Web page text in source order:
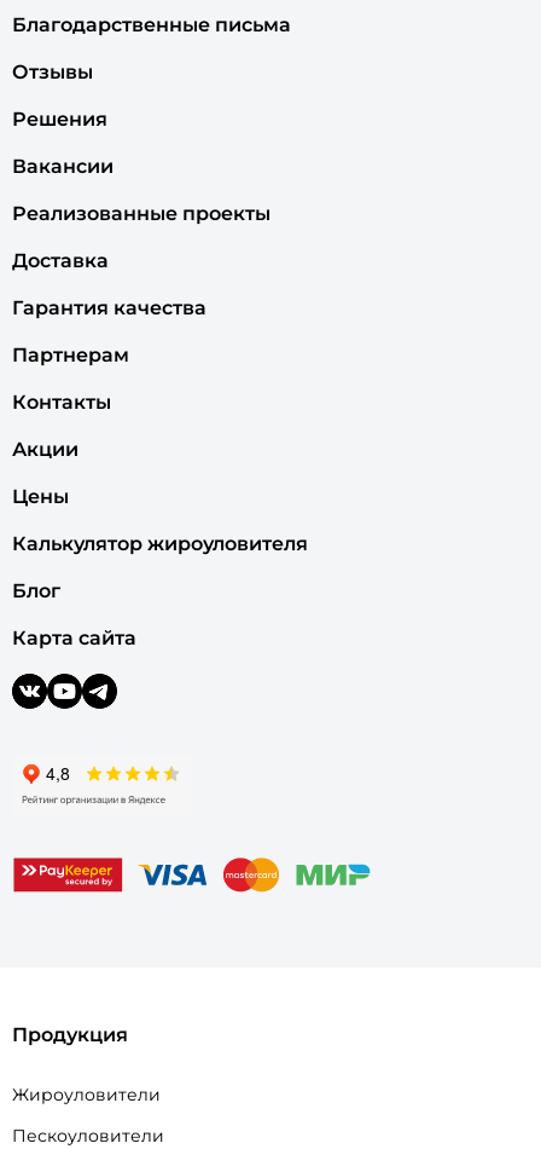
Благодарственные письма
Отзывы
Решения
Вакансии
Реализованные проекты
Доставка
Гарантия качества
Партнерам
Контакты
Акции
Цены
Калькулятор жироуловителя
Блог
Карта сайта
Продукция
Жироуловители
Пескоуловители